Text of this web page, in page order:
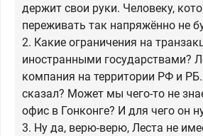
держит свои руки. Человеку,
переживать так напряжённо не
2. Какие ограничения на
иностранными государствами?
компания на территории РФ и
сказал? Может мы чего-то не
офис в Гонконге? И для чего он
3. Ну да, верю-верю, Леста не